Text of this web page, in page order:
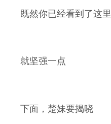
既然你已经看到了这里
就坚强一点
下面，楚妹要揭晓